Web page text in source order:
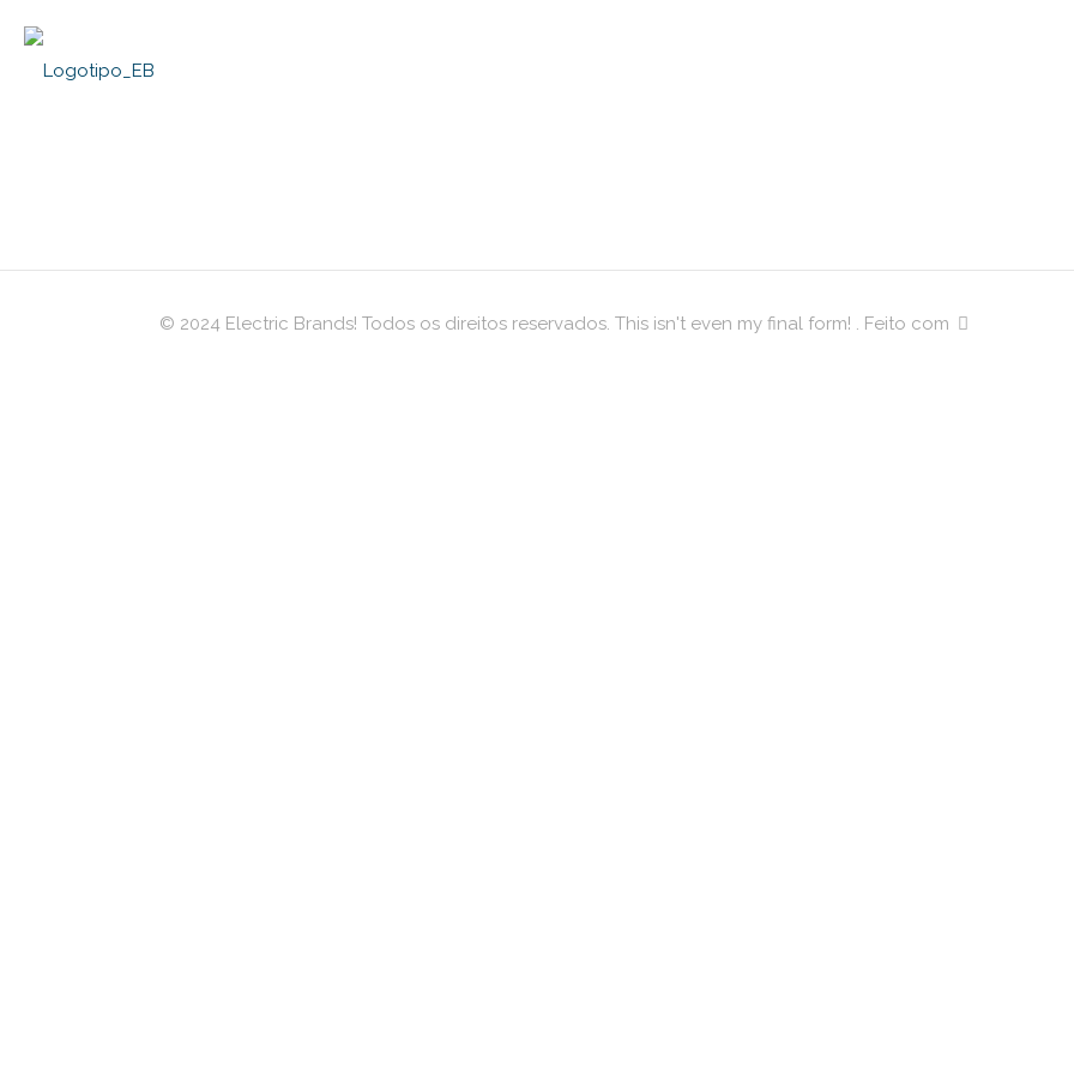
IVAÍ GIN | Linha de
Embalagens
–
Arapuru London Dry
Quero
Prataria Bonfim
© 2024 Electric Brands! Todos os direitos reservados. This isn't even my final form! . Feito com